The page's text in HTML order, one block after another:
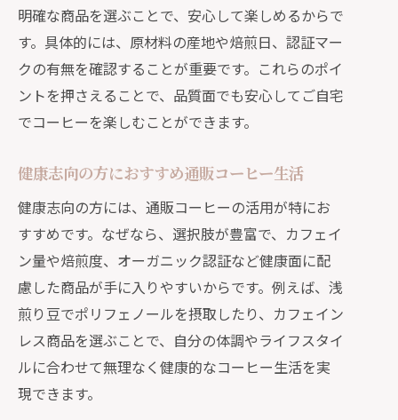
明確な商品を選ぶことで、安心して楽しめるからで
す。具体的には、原材料の産地や焙煎日、認証マー
クの有無を確認することが重要です。これらのポイ
ントを押さえることで、品質面でも安心してご自宅
でコーヒーを楽しむことができます。
健康志向の方におすすめ通販コーヒー生活
健康志向の方には、通販コーヒーの活用が特にお
すすめです。なぜなら、選択肢が豊富で、カフェイ
ン量や焙煎度、オーガニック認証など健康面に配
慮した商品が手に入りやすいからです。例えば、浅
煎り豆でポリフェノールを摂取したり、カフェイン
レス商品を選ぶことで、自分の体調やライフスタイ
ルに合わせて無理なく健康的なコーヒー生活を実
現できます。